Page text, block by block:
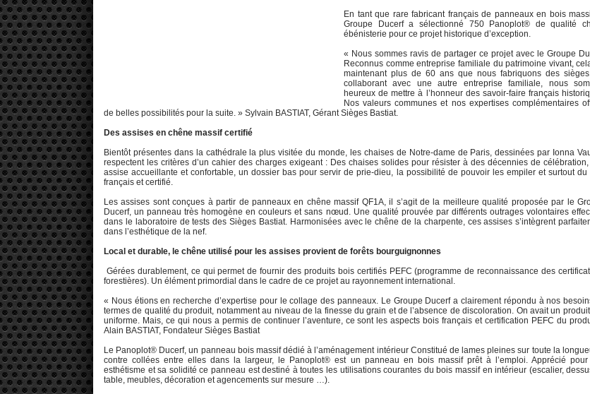
En tant que rare fabricant français de panneaux en bois
Groupe Ducerf a sélectionné 750 Panoplot® de qualité
ébénisterie pour ce projet historique d’exception.
« Nous sommes ravis de partager ce projet avec le Groupe
Reconnus comme entreprise familiale du patrimoine vivant,
maintenant plus de 60 ans que nous fabriquons des
collaborant avec une autre entreprise familiale, nous
heureux de mettre à l’honneur des savoir-faire français
Nos valeurs communes et nos expertises complémentaires
de belles possibilités pour la suite. » Sylvain BASTIAT, Gérant Sièges Bastiat.
Des assises en chêne massif certifié
Bientôt présentes dans la cathédrale la plus visitée du monde, les chaises de Notre-dame de Paris, dessinées par Ionna
respectent les critères d’un cahier des charges exigeant : Des chaises solides pour résister à des décennies de
assise accueillante et confortable, un dossier bas pour servir de prie-dieu, la possibilité de pouvoir les empiler et surtout du
français et certifié.
Les assises sont conçues à partir de panneaux en chêne massif QF1A, il s’agit de la meilleure qualité proposée par le
Ducerf, un panneau très homogène en couleurs et sans nœud. Une qualité prouvée par différents outrages volontaires
dans le laboratoire de tests des Sièges Bastiat. Harmonisées avec le chêne de la charpente, ces assises s’intègrent
dans l’esthétique de la nef.
Local et durable, le chêne utilisé pour les assises provient de forêts bourguignonnes
Gérées durablement, ce qui permet de fournir des produits bois certifiés PEFC (programme de reconnaissance des
forestières). Un élément primordial dans le cadre de ce projet au rayonnement international.
« Nous étions en recherche d’expertise pour le collage des panneaux. Le Groupe Ducerf a clairement répondu à nos
termes de qualité du produit, notamment au niveau de la finesse du grain et de l’absence de discoloration. On avait un
uniforme. Mais, ce qui nous a permis de continuer l’aventure, ce sont les aspects bois français et certification PEFC du
Alain BASTIAT, Fondateur Sièges Bastiat
Le Panoplot® Ducerf, un panneau bois massif dédié à l’aménagement intérieur Constitué de lames pleines sur toute la
contre collées entre elles dans la largeur, le Panoplot® est un panneau en bois massif prêt à l’emploi. Apprécié pour
esthétisme et sa solidité ce panneau est destiné à toutes les utilisations courantes du bois massif en intérieur (escalier,
table, meubles, décoration et agencements sur mesure …).